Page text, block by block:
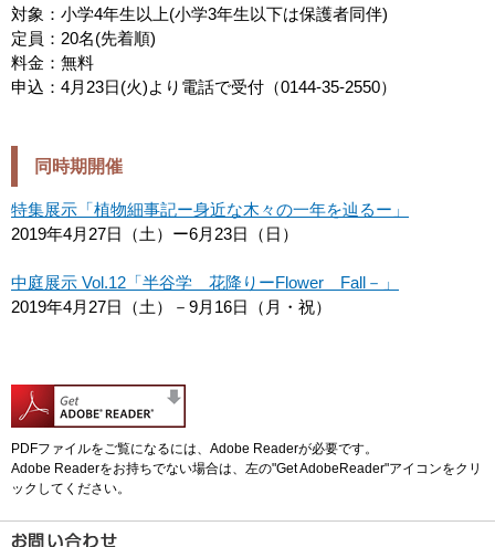
対象：小学4年生以上(小学3年生以下は保護者同伴)
定員：20名(先着順)
料金：無料
申込：4月23日(火)より電話で受付（0144-35-2550）
同時期開催
特集展示「植物細事記ー身近な木々の一年を辿るー」
2019年4月27日（土）ー6月23日（日）
中庭展示 Vol.12「半谷学 花降りーFlower Fall－」
2019年4月27日（土）－9月16日（月・祝）
PDFファイルをご覧になるには、Adobe Readerが必要です。
Adobe Readerをお持ちでない場合は、左の"Get AdobeReader"アイコンをクリ
ックしてください。